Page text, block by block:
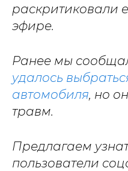
раскритиковали
эфире.
Ранее мы
удалось
автомобиля, но
травм.
Предлагаем
пользователи